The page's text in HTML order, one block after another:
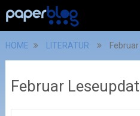
HOME LITERATUR
Februar